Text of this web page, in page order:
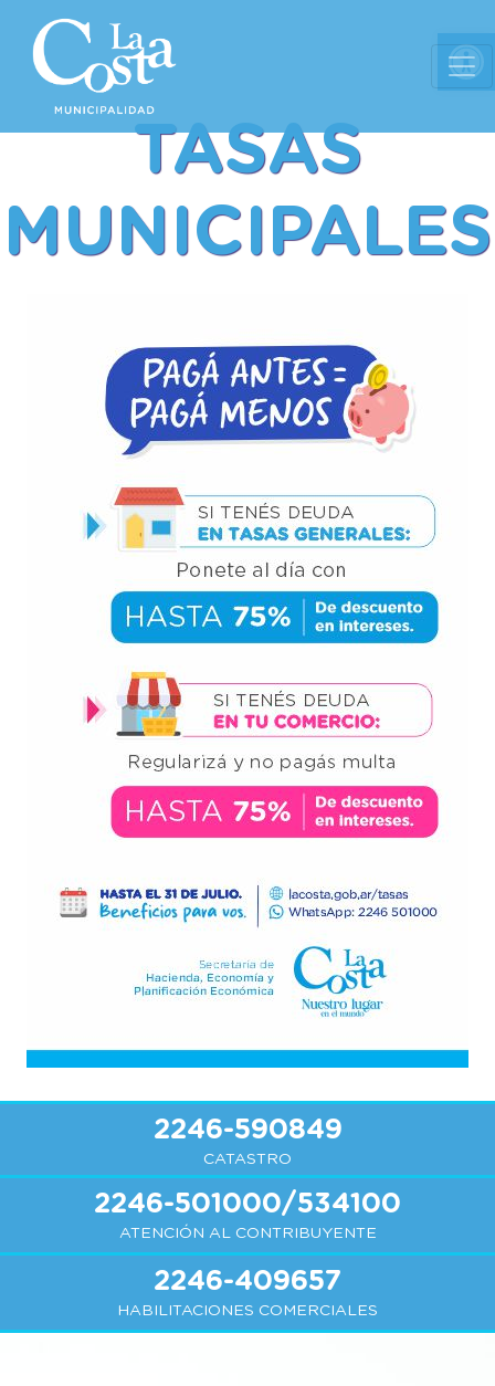
TASAS
MUNICIPALES
2246-590849
CATASTRO
2246-501000/534100
ATENCIÓN AL CONTRIBUYENTE
2246-409657
HABILITACIONES COMERCIALES